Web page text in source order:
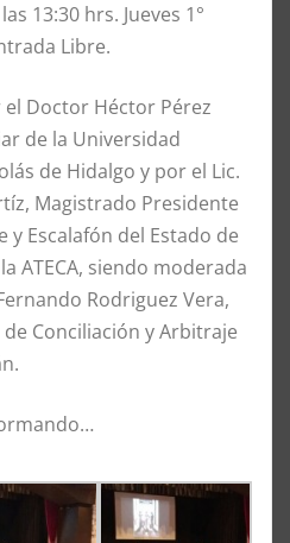
13:30 hrs. Jueves 1°
Libre.
Doctor Héctor Pérez
de la Universidad
de Hidalgo y por el Lic.
Magistrado Presidente
Escalafón del Estado de
ATECA, siendo moderada
Rodriguez Vera,
Conciliación y Arbitraje